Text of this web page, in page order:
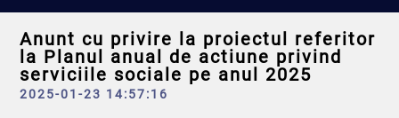
Anunt cu privire la proiectul referitor
la Planul anual de actiune privind
serviciile sociale pe anul 2025
2025-01-23 14:57:16